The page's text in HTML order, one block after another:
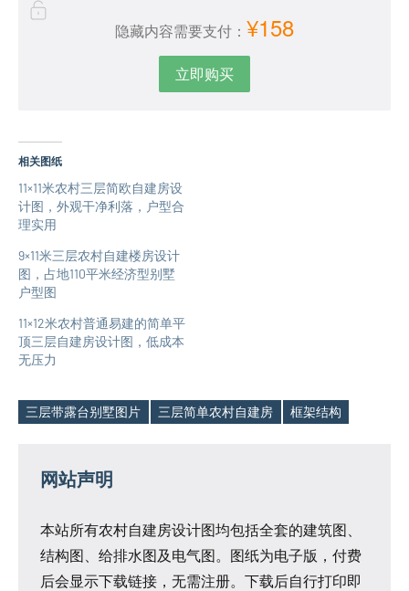
隐藏内容需要支付： ¥158
立即购买
相关图纸
11×11米农村三层简欧自建房设
计图，外观干净利落，户型合
理实用
9×11米三层农村自建楼房设计
图，占地110平米经济型别墅
户型图
11×12米农村普通易建的简单平
顶三层自建房设计图，低成本
无压力
Tags
三层带露台别墅图片 三层简单农村自建房 框架结构
网站声明
本站所有农村自建房设计图均包括全套的建筑图、
结构图、给排水图及电气图。图纸为电子版，付费
后会显示下载链接，无需注册。下载后自行打印即